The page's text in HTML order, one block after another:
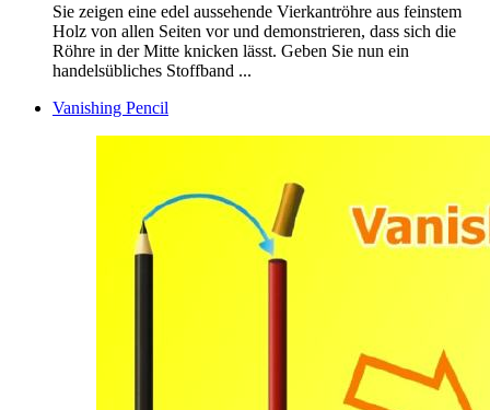
Sie zeigen eine edel aussehende Vierkantröhre aus feinstem
Holz von allen Seiten vor und demonstrieren, dass sich die
Röhre in der Mitte knicken lässt. Geben Sie nun ein
handelsübliches Stoffband ...
Vanishing Pencil